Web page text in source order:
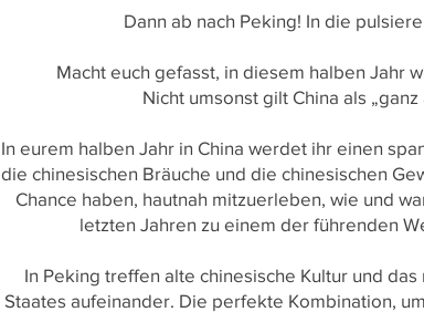
Dann ab nach Peking! In die
Macht euch gefasst, in diesem halben Jahr
Nicht umsonst gilt China als
In eurem halben Jahr in China werdet ihr einen
die chinesischen Bräuche und die chinesischen
Chance haben, hautnah mitzuerleben, wie und
letzten Jahren zu einem der führenden
In Peking treffen alte chinesische Kultur und
Staates aufeinander. Die perfekte Kombination,